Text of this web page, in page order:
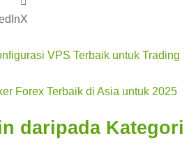
X
VPS Terbaik untuk Trading
Forex Terbaik di Asia untuk 2025
daripada Kategori